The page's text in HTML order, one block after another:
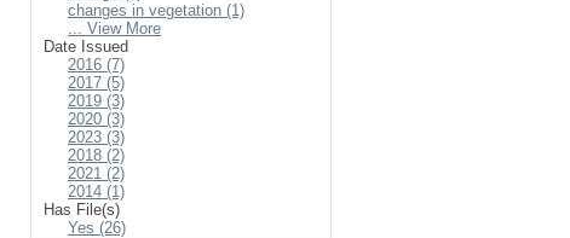
changes in vegetation (1)
... View More
Date Issued
2016 (7)
2017 (5)
2019 (3)
2020 (3)
2023 (3)
2018 (2)
2021 (2)
2014 (1)
Has File(s)
Yes (26)